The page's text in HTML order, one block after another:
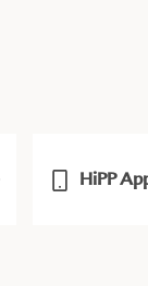
HiPP